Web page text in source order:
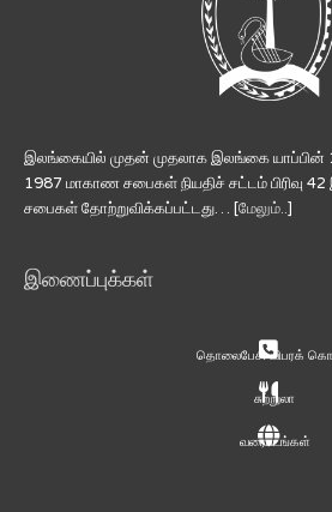
இலங்கையில் முதன் முதலாக இலங்கை யாப்பின்
1987 மாகாண சபைகள் நியதிச் சட்டம் பிரிவு
சபைகள் தோற்றுவிக்கப்பட்டது… [மேலும்..]
இணைப்புக்கள்
தொலைபேசி விபரக்
சுற்றுலா
வரைபடங்கள்